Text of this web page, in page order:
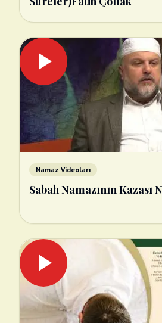
Namaz Videoları
Sabah Namazının Kazası